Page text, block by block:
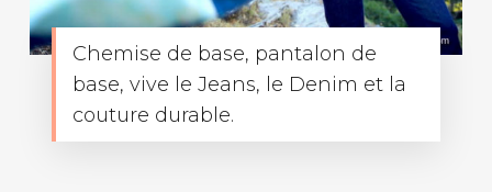
Chemise de base, pantalon de
base, vive le Jeans, le Denim et la
couture durable.